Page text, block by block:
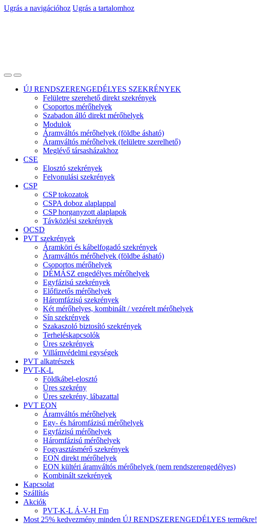
Ugrás a navigációhoz Ugrás a tartalomhoz
ÚJ RENDSZERENGEDÉLYES SZEKRÉNYEK
Felületre szerehető direkt szekrények
Csoportos mérőhelyek
Szabadon álló direkt mérőhelyek
Modulok
Áramváltós mérőhelyek (földbe ásható)
Áramváltós mérőhelyek (felületre szerelhető)
Meglévő társasházakhoz
CSE
Elosztó szekrények
Felvonulási szekrények
CSP
CSP tokozatok
CSPA doboz alaplappal
CSP horganyzott alaplapok
Távközlési szekrények
OCSD
PVT szekrények
Áramköri és kábelfogadó szekrények
Áramváltós mérőhelyek (földbe ásható)
Csoportos mérőhelyek
DÉMÁSZ engedélyes mérőhelyek
Egyfázisú szekrények
Előfizetős mérőhelyek
Háromfázisú szekrények
Két mérőhelyes, kombinált / vezérelt mérőhelyek
Sín szekrények
Szakaszoló biztosító szekrények
Terheléskapcsolók
Üres szekrények
Villámvédelmi egységek
PVT alkatrészek
PVT-K-L
Földkábel-elosztó
Üres szekrény
Üres szekrény, lábazattal
PVT EON
Áramváltós mérőhelyek
Egy- és háromfázisú mérőhelyek
Egyfázisú mérőhelyek
Háromfázisú mérőhelyek
Fogyasztásmérő szekrények
EON direkt mérőhelyek
EON kültéri áramváltós mérőhelyek (nem rendszerengedélyes)
Kombinált szekrények
Kapcsolat
Szállítás
Akciók
PVT-K-L Á-V-H Fm
Most 25% kedvezmény minden ÚJ RENDSZERENGEDÉLYES termékre!